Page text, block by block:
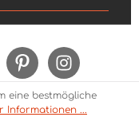
zur
die oben
ein*
eine bestmögliche
Informationen ...